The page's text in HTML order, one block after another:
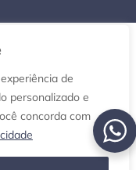
de
personalizado e
concorda com